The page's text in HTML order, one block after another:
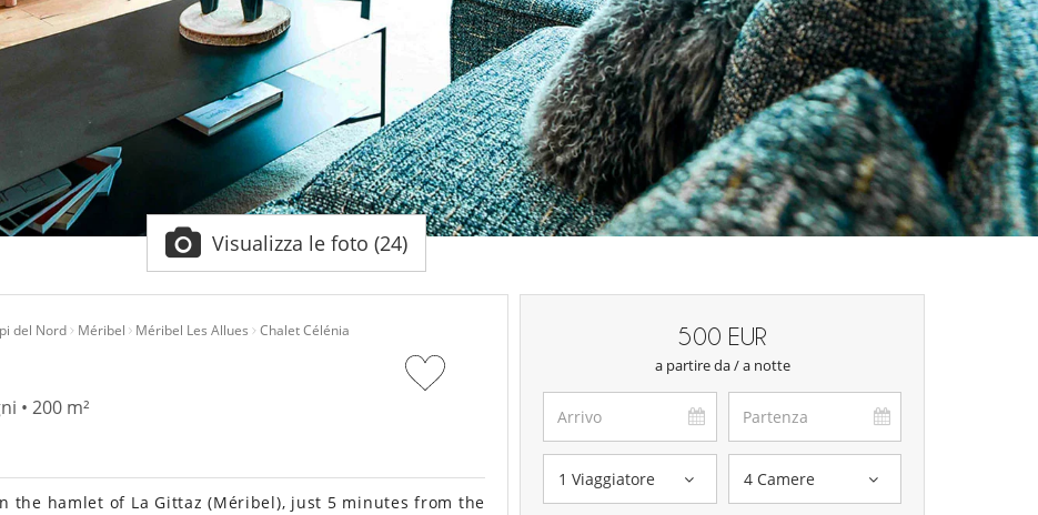
Visualizza le foto (24)
del Nord Méribel Méribel Les Allues Chalet Célénia
• 200 m²
the hamlet of La Gittaz (Méribel), just 5 minutes from the
500 EUR
a partire da / a notte
1 Viaggiatore 4 Camere